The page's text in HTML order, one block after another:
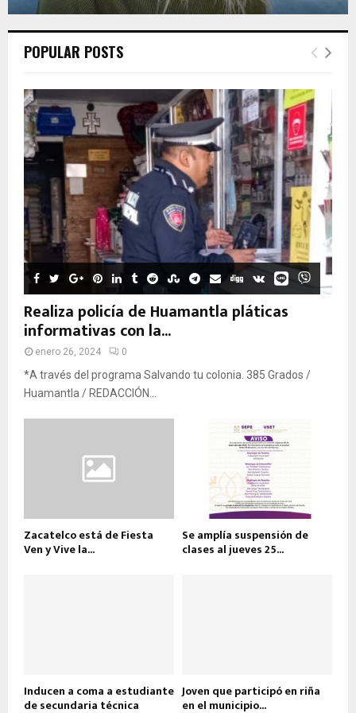
POPULAR POSTS
Realiza policía de Huamantla pláticas
informativas con la...
enero 26, 2024 0
*A través del programa Salvando tu colonia. 385 Grados /
Huamantla / REDACCIÓN...
Zacatelco está de Fiesta
Ven y Vive la...
Se amplía suspensión de
clases al jueves 25...
Inducen a coma a estudiante
de secundaria técnica
Joven que participó en riña
en el municipio...